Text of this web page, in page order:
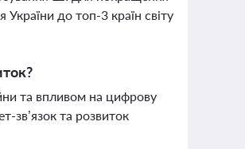
до топ-3 країн світу
та впливом на цифрову
зв’язок та розвиток